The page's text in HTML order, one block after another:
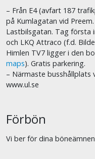
– Från E4 (avfart 187
på Kumlagatan vid
Lastbilsgatan. Tag första
och LKQ Attraco (f.d.
Himlen TV7 ligger i den
maps). Gratis parkering.
– Närmaste busshållplats
www.ul.se
Förbön
Vi ber för dina